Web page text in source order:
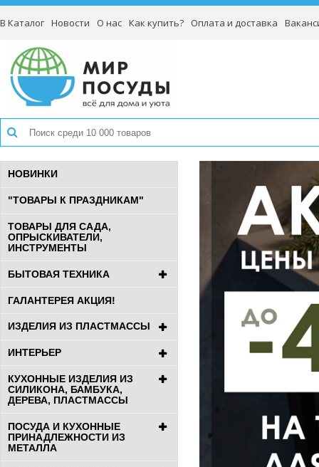
В Каталог Новости О нас Как купить? Оплата и доставка
НОВИНКИ
"ТОВАРЫ К ПРАЗДНИКАМ"
ТОВАРЫ ДЛЯ САДА,
ОПРЫСКИВАТЕЛИ,
ИНСТРУМЕНТЫ
БЫТОВАЯ ТЕХНИКА
ГАЛАНТЕРЕЯ АКЦИЯ!
ИЗДЕЛИЯ ИЗ ПЛАСТМАССЫ
ИНТЕРЬЕР
КУХОННЫЕ ИЗДЕЛИЯ ИЗ
СИЛИКОНА, БАМБУКА,
ДЕРЕВА, ПЛАСТМАССЫ
ПОСУДА И КУХОННЫЕ
ПРИНАДЛЕЖНОСТИ ИЗ
МЕТАЛЛА